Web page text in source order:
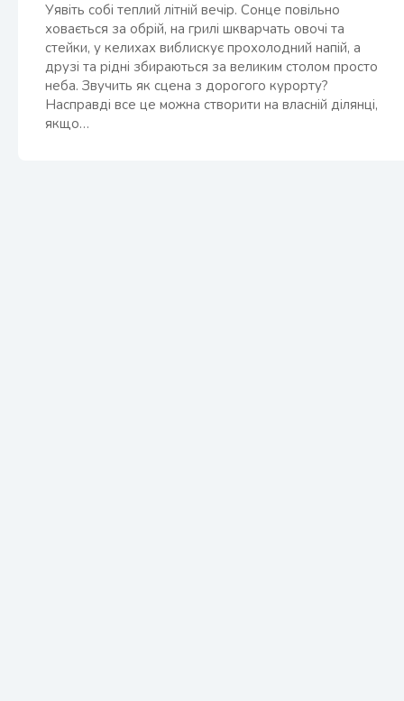
Уявіть собі теплий літній вечір. Сонце повільно
ховається за обрій, на грилі шкварчать овочі та
стейки, у келихах виблискує прохолодний напій, а
друзі та рідні збираються за великим столом просто
неба. Звучить як сцена з дорогого курорту?
Насправді все це можна створити на власній ділянці,
якщо…